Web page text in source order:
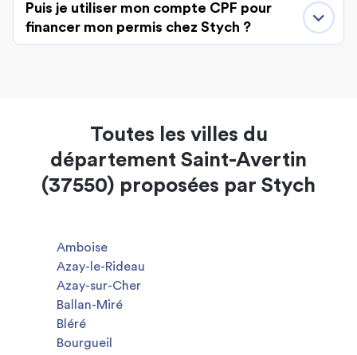
Puis je utiliser mon compte CPF pour
financer mon permis chez Stych ?
Toutes les villes du
département Saint-Avertin
(37550) proposées par Stych
Amboise
Azay-le-Rideau
Azay-sur-Cher
Ballan-Miré
Bléré
Bourgueil